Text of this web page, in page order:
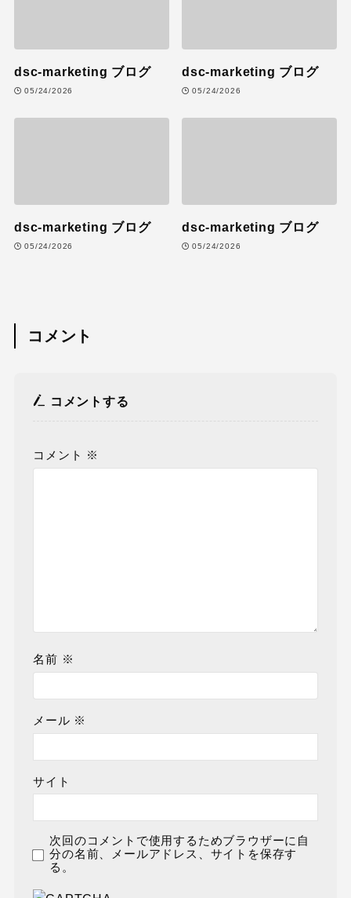
dsc-marketing ブログ
05/24/2026
dsc-marketing ブログ
05/24/2026
dsc-marketing ブログ
05/24/2026
dsc-marketing ブログ
05/24/2026
コメント
コメントする
コメント ※
名前 ※
メール ※
サイト
次回のコメントで使用するためブラウザーに自
分の名前、メールアドレス、サイトを保存す
る。